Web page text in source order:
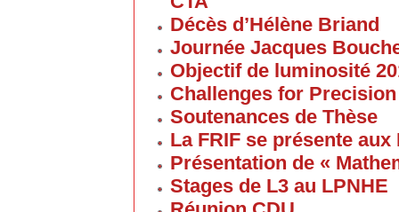
Décès d’Hélène Briand
Journée Jacques
Objectif de luminosité
Challenges for
Soutenances de Thèse
La FRIF se présente aux
Présentation de «
Stages de L3 au LPNHE